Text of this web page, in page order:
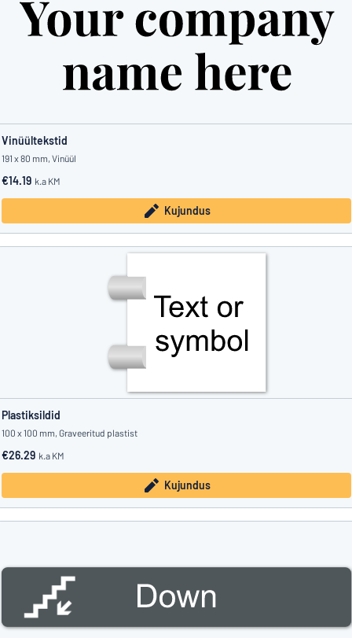
Vinüültekstid
191 x 80 mm, Vinüül
€14.19 k.a KM
Kujundus
Plastiksildid
100 x 100 mm, Graveeritud plastist
€26.29 k.a KM
Kujundus